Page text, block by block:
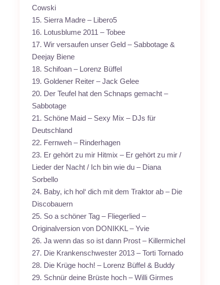
Cowski
15. Sierra Madre – Libero5
16. Lotusblume 2011 – Tobee
17. Wir versaufen unser Geld – Sabbotage &
Deejay Biene
18. Schifoan – Lorenz Büffel
19. Goldener Reiter – Jack Gelee
20. Der Teufel hat den Schnaps gemacht –
Sabbotage
21. Schöne Maid – Sexy Mix – DJs für
Deutschland
22. Fernweh – Rinderhagen
23. Er gehört zu mir Hitmix – Er gehört zu mir /
Lieder der Nacht / Ich bin wie du – Diana
Sorbello
24. Baby, ich hol‘ dich mit dem Traktor ab – Die
Discobauern
25. So a schöner Tag – Fliegerlied –
Originalversion von DONIKKL – Yvie
26. Ja wenn das so ist dann Prost – Killermichel
27. Die Krankenschwester 2013 – Torti Tornado
28. Die Krüge hoch! – Lorenz Büffel & Buddy
29. Schnür deine Brüste hoch – Willi Girmes